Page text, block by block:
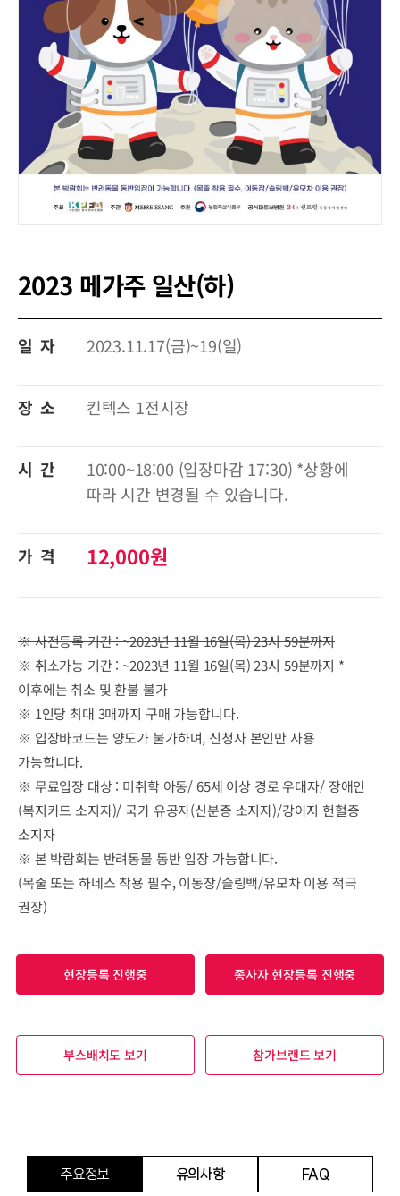
2023 메가주 일산(하)
일 자 2023.11.17(금)~19(일)
장 소 킨텍스 1전시장
시 간
10:00~18:00 (입장마감 17:30) *상황에
따라 시간 변경될 수 있습니다.
가 격 12,000원
※ 사전등록 기간 : ~2023년 11월 16일(목) 23시 59분까지
※ 취소가능 기간 : ~2023년 11월 16일(목) 23시 59분까지 *
이후에는 취소 및 환불 불가
※ 1인당 최대 3매까지 구매 가능합니다.
※ 입장바코드는 양도가 불가하며, 신청자 본인만 사용
가능합니다.
※ 무료입장 대상 : 미취학 아동/ 65세 이상 경로 우대자/ 장애인
(복지카드 소지자)/ 국가 유공자(신분증 소지자)/강아지 헌혈증
소지자
※ 본 박람회는 반려동물 동반 입장 가능합니다.
(목줄 또는 하네스 착용 필수, 이동장/슬링백/유모차 이용 적극
권장)
현장등록 진행중 종사자 현장등록 진행중
부스배치도 보기 참가브랜드 보기
주요정보 유의사항 FAQ